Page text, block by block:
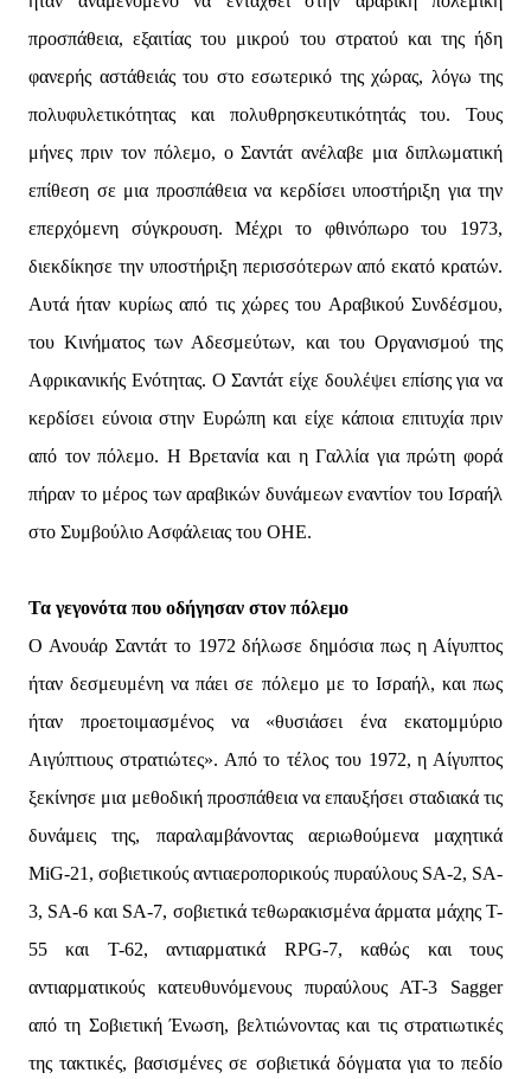
προσπάθεια, εξαιτίας του μικρού του στρατού και της ήδη
φανερής αστάθειάς του στο εσωτερικό της χώρας, λόγω της
πολυφυλετικότητας και πολυθρησκευτικότητάς του. Τους
μήνες πριν τον πόλεμο, ο Σαντάτ ανέλαβε μια διπλωματική
επίθεση σε μια προσπάθεια να κερδίσει υποστήριξη για την
επερχόμενη σύγκρουση. Μέχρι το φθινόπωρο του 1973,
διεκδίκησε την υποστήριξη περισσότερων από εκατό κρατών.
Αυτά ήταν κυρίως από τις χώρες του Αραβικού Συνδέσμου,
του Κινήματος των Αδεσμεύτων, και του Οργανισμού της
Αφρικανικής Ενότητας. Ο Σαντάτ είχε δουλέψει επίσης για να
κερδίσει εύνοια στην Ευρώπη και είχε κάποια επιτυχία πριν
από τον πόλεμο. Η Βρετανία και η Γαλλία για πρώτη φορά
πήραν το μέρος των αραβικών δυνάμεων εναντίον του Ισραήλ
στο Συμβούλιο Ασφάλειας του ΟΗΕ.
Τα γεγονότα που οδήγησαν στον πόλεμο
Ο Ανουάρ Σαντάτ το 1972 δήλωσε δημόσια πως η Αίγυπτος
ήταν δεσμευμένη να πάει σε πόλεμο με το Ισραήλ, και πως
ήταν προετοιμασμένος να «θυσιάσει ένα εκατομμύριο
Αιγύπτιους στρατιώτες». Από το τέλος του 1972, η Αίγυπτος
ξεκίνησε μια μεθοδική προσπάθεια να επαυξήσει σταδιακά τις
δυνάμεις της, παραλαμβάνοντας αεριωθούμενα μαχητικά
MiG-21, σοβιετικούς αντιαεροπορικούς πυραύλους SA-2, SA-
3, SA-6 και SA-7, σοβιετικά τεθωρακισμένα άρματα μάχης T-
55 και T-62, αντιαρματικά RPG-7, καθώς και τους
αντιαρματικούς κατευθυνόμενους πυραύλους AT-3 Sagger
από τη Σοβιετική Ένωση, βελτιώνοντας και τις στρατιωτικές
της τακτικές, βασισμένες σε σοβιετικά δόγματα για το πεδίο